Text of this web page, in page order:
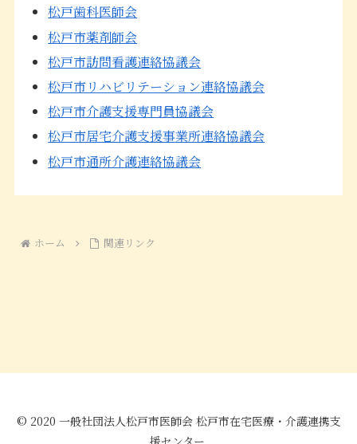
松戸歯科医師会
松戸市薬剤師会
松戸市訪問看護連絡協議会
松戸市リハビリテーション連絡協議会
松戸市介護支援専門員協議会
松戸市居宅介護支援事業所連絡協議会
松戸市通所介護連絡協議会
ホーム 関連リンク
© 2020 一般社団法人松戸市医師会 松戸市在宅医療・介護連携支
援センター.